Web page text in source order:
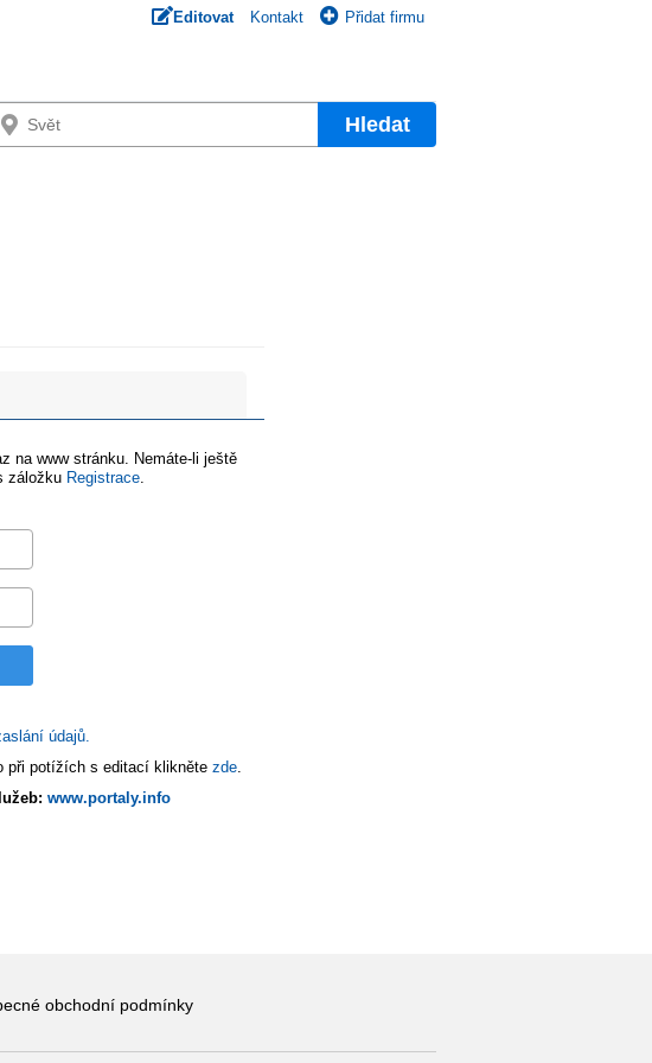
Editovat Kontakt Přidat firmu
Hledat
na www stránku. Nemáte-li ještě
záložku Registrace
údajů.
při potížích s editací klikněte zde
www.portaly.info
obchodní podmínky